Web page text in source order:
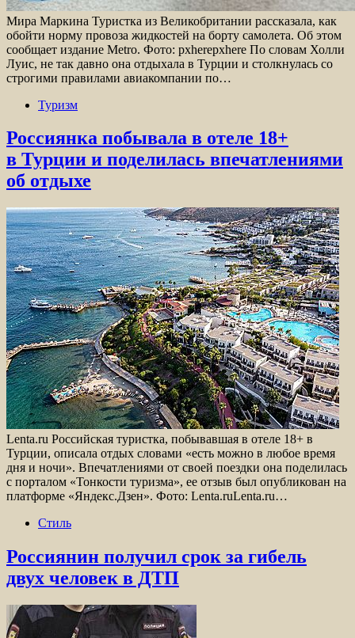
Мира Маркина Туристка из Великобритании рассказала, как
обойти норму провоза жидкостей на борту самолета. Об этом
сообщает издание Metro. Фото: pxherepxhere По словам Холли
Луис, не так давно она отдыхала в Турции и столкнулась со
строгими правилами авиакомпании по…
Туризм
Россиянка побывала в отеле 18+
в Турции и поделилась впечатлениями
об отдыхе
Lenta.ru Российская туристка, побывавшая в отеле 18+ в
Турции, описала отдых словами «есть можно в любое время
дня и ночи». Впечатлениями от своей поездки она поделилась
с порталом «Тонкости туризма», ее отзыв был опубликован на
платформе «Яндекс.Дзен». Фото: Lenta.ruLenta.ru…
Стиль
Россиянин получил срок за гибель
двух человек в ДТП